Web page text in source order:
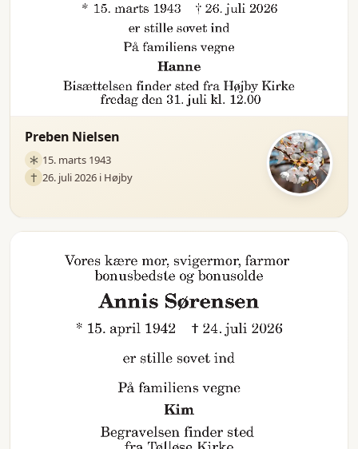
Preben Nielsen
15. marts 1943
26. juli 2026 i Højby